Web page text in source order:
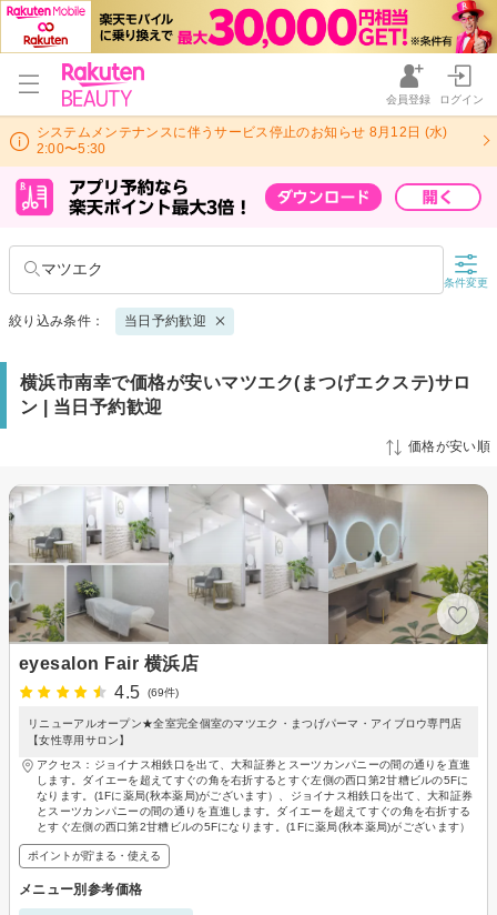
会員登録 ログイン
システムメンテナンスに伴うサービス停止のお知らせ 8月12日 (水)
2:00〜5:30
マツエク
条件変更
絞り込み条件： 当日予約歓迎
横浜市南幸で価格が安いマツエク(まつげエクステ)サロ
ン | 当日予約歓迎
価格が安い順
eyesalon Fair 横浜店
4.5
(69件)
リニューアルオープン★全室完全個室のマツエク・まつげパーマ・アイブロウ専門店
【女性専用サロン】
アクセス：ジョイナス相鉄口を出て、大和証券とスーツカンパニーの間の通りを直進
します。ダイエーを超えてすぐの角を右折するとすぐ左側の西口第2甘糟ビルの5Fに
なります。(1Fに薬局(秋本薬局)がございます）、ジョイナス相鉄口を出て、大和証券
とスーツカンパニーの間の通りを直進します。ダイエーを超えてすぐの角を右折する
とすぐ左側の西口第2甘糟ビルの5Fになります。(1Fに薬局(秋本薬局)がございます）
ポイントが貯まる・使える
メニュー別参考価格